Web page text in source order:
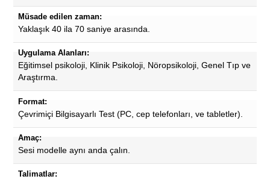
Müsade edilen zaman:
Yaklaşık 40 ila 70 saniye arasında.
Uygulama Alanları:
Eğitimsel psikoloji, Klinik Psikoloji, Nöropsikoloji, Genel Tıp ve
Araştırma.
Format:
Çevrimiçi Bilgisayarlı Test (PC, cep telefonları, ve tabletler).
Amaç:
Sesi modelle aynı anda çalın.
Talimatlar: